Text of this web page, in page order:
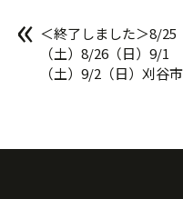
« ＜終了しました＞8/25
（土）8/26（日）9/1
（土）9/2（日）刈谷市